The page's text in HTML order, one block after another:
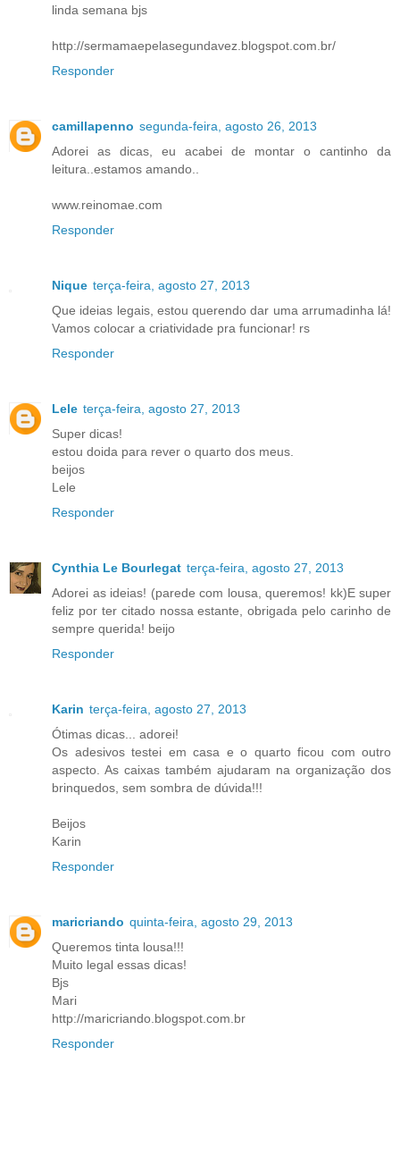
linda semana bjs
http://sermamaepelasegundavez.blogspot.com.br/
Responder
camillapenno segunda-feira, agosto 26, 2013
Adorei as dicas, eu acabei de montar o cantinho da
leitura..estamos amando..
www.reinomae.com
Responder
Nique terça-feira, agosto 27, 2013
Que ideias legais, estou querendo dar uma arrumadinha lá!
Vamos colocar a criatividade pra funcionar! rs
Responder
Lele terça-feira, agosto 27, 2013
Super dicas!
estou doida para rever o quarto dos meus.
beijos
Lele
Responder
Cynthia Le Bourlegat terça-feira, agosto 27, 2013
Adorei as ideias! (parede com lousa, queremos! kk)E super
feliz por ter citado nossa estante, obrigada pelo carinho de
sempre querida! beijo
Responder
Karin terça-feira, agosto 27, 2013
Ótimas dicas... adorei!
Os adesivos testei em casa e o quarto ficou com outro
aspecto. As caixas também ajudaram na organização dos
brinquedos, sem sombra de dúvida!!!
Beijos
Karin
Responder
maricriando quinta-feira, agosto 29, 2013
Queremos tinta lousa!!!
Muito legal essas dicas!
Bjs
Mari
http://maricriando.blogspot.com.br
Responder